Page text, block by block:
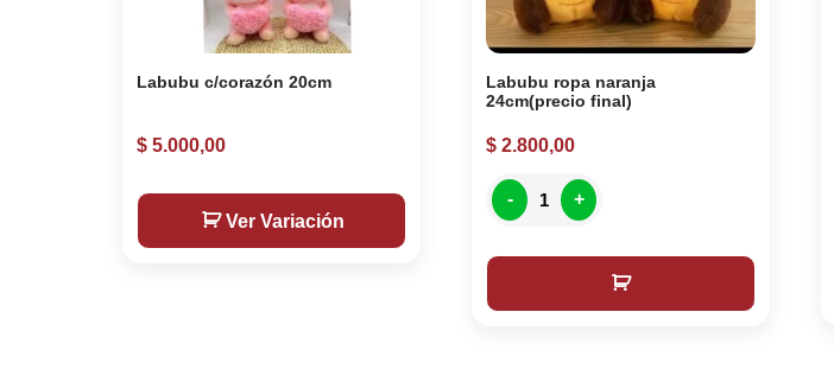
Labubu c/corazón 20cm
$ 5.000,00
Ver Variación
Labubu ropa naranja
24cm(precio final)
$ 2.800,00
- +